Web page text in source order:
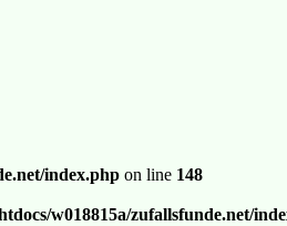
index.php on line 148
w018815a/zufallsfunde.net/